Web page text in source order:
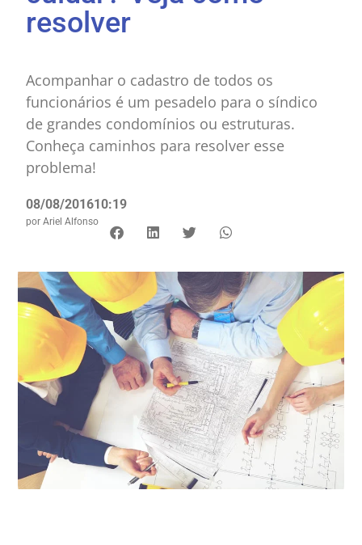
resolver
Acompanhar o cadastro de todos os
funcionários é um pesadelo para o síndico
de grandes condomínios ou estruturas.
Conheça caminhos para resolver esse
problema!
08/08/201610:19
por Ariel Alfonso